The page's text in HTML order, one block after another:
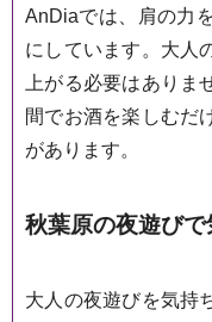
AnDiaでは、肩の力
にしています。大人
上がる必要はありま
間でお酒を楽しむだ
があります。
秋葉原の夜遊び
大人の夜遊びを気持